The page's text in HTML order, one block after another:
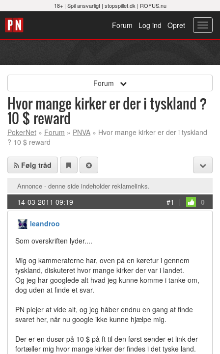
18+ | Spil ansvarligt| stopspillet.dk | ROFUS.nu
Opret
Log ind
Forum
Forum
Hvor mange kirker er der i tyskland ?
10 $ reward
PokerNet » Forum » PNVA » Hvor mange kirker er der i tyskland
? 10 $ reward
Følg tråd
Annonce - denne side indeholder reklamelinks.
14-03-2011 09:19 #1 | 0
leandroo
Som overskriften lyder....
Mig og kammeraterne har, oven på en køretur i gennem
tyskland, diskuteret hvor mange kirker der var i landet.
Og jeg har googlede alt hvad jeg kunne komme i tanke om,
dog uden at finde et svar.
PN plejer at vide alt, og jeg håber endnu en gang at finde
svaret her, når nu google ikke kunne hjælpe mig.
Der er en dusør på 10 $ på ft til den først sender et link der
fortæller mig hvor mange kirker der findes i det tyske land.